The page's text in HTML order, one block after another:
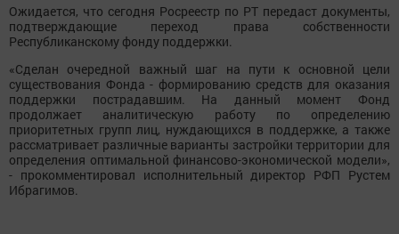
Ожидается, что сегодня Росреестр по РТ передаст документы,
подтверждающие переход права собственности
Республиканскому фонду поддержки.
«Сделан очередной важный шаг на пути к основной цели
существования Фонда - формированию средств для оказания
поддержки пострадавшим. На данный момент Фонд
продолжает аналитическую работу по определению
приоритетных групп лиц, нуждающихся в поддержке, а также
рассматривает различные варианты застройки территории для
определения оптимальной финансово-экономической модели»,
- прокомментировал исполнительный директор РФП Рустем
Ибрагимов.